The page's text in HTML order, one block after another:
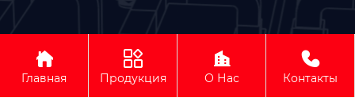
Авторское право©FX FLOW CONTROL BV

Главная

Продукция

О Нас

Контакты